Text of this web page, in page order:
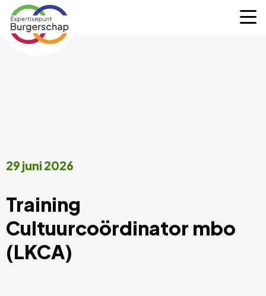
Expertisepunt
Burgerschap
Training
Cultuurcoördinator mbo
(LKCA)
29 juni 2026